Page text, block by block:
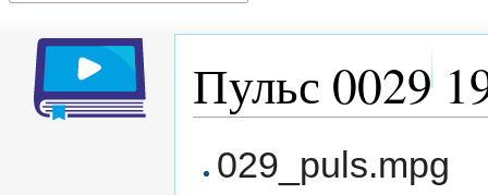
Пульс 0029
029_puls.mpg